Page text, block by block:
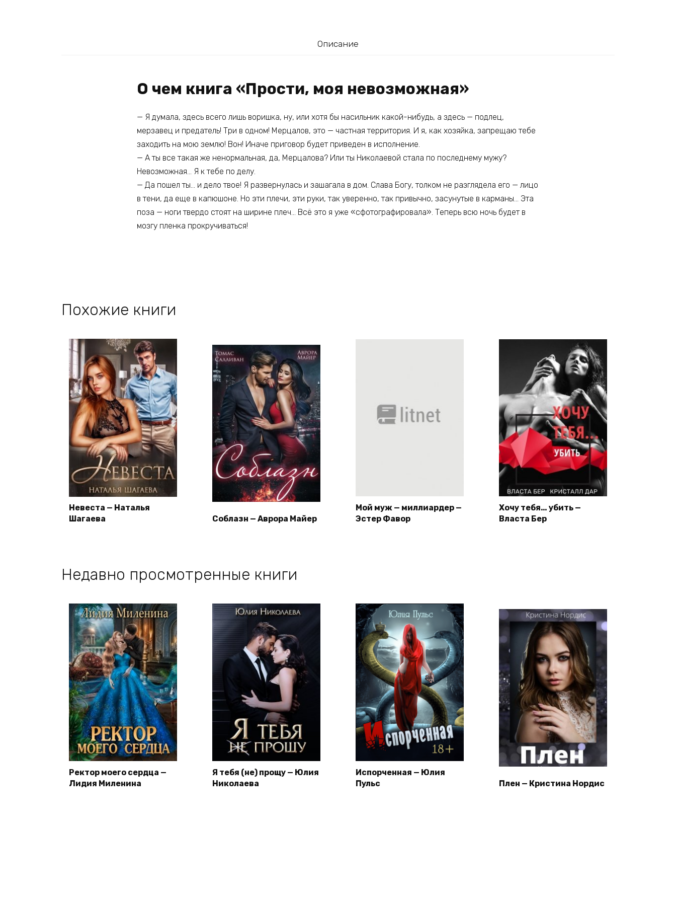
Описание
О чем книга «Прости, моя невозможная»
— Я думала, здесь всего лишь воришка, ну, или хотя бы насильник какой-нибудь, а здесь — подлец,
мерзавец и предатель! Три в одном! Мерцалов, это — частная территория. И я, как хозяйка, запрещаю тебе
заходить на мою землю! Вон! Иначе приговор будет приведен в исполнение.
— А ты все такая же ненормальная, да, Мерцалова? Или ты Николаевой стала по последнему мужу?
Невозможная… Я к тебе по делу.
— Да пошел ты… и дело твое! Я развернулась и зашагала в дом. Слава Богу, толком не разглядела его — лицо
в тени, да еще в капюшоне. Но эти плечи, эти руки, так уверенно, так привычно, засунутые в карманы… Эта
поза — ноги твердо стоят на ширине плеч… Всё это я уже «сфотографировала». Теперь всю ночь будет в
мозгу пленка прокручиваться!
Похожие книги
Невеста — Наталья
Шагаева
Соблазн — Аврора Майер
Мой муж — миллиардер —
Эстер Фавор
Хочу тебя… убить —
Власта Бер
Недавно просмотренные книги
Ректор моего сердца —
Лидия Миленина
Я тебя (не) прощу — Юлия
Николаева
Испорченная — Юлия
Пульс
Плен — Кристина Нордис